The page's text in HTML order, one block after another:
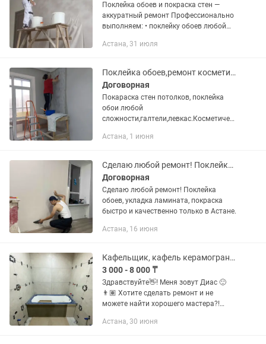
Поклейка обоев и покраска стен —
аккуратный ремонт Профессионально
выполняем: • поклейку обоев любой
подготовку стен Работаем аккуратно,
Астана, 31 июля
Поклейка обоев,ремонт косметический. Покраска стен и потолков.
Договорная
Покараска стен потолков, поклейка
обои любой
сложности,галтели,левкас.Косметическ
работы.. Все работы выполняю
договорная! Стаж работы...
Астана, 1 июня
Сделаю любой ремонт! Поклейка обоев, укладка ламината, покраска быстро!
Договорная
Сделаю любой ремонт! Поклейка
обоев, укладка ламината, покраска
быстро и качественно только в Астане.
Астана, 16 июня
Кафельщик, кафель керамогранит, плитка,ремонт под ключ.
3 000 - 8 000 ₸
Здравствуйте👋! Меня зовут Диас 🙂
👨🏽 Хотите сделать ремонт и не
можете найти хорошего мастера?!🤷🏽
лист: 1) укладка плитки от 6000тг кв2
Астана, 30 июня